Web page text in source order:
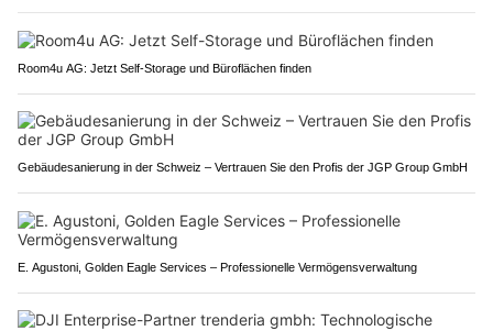
Room4u AG: Jetzt Self-Storage und Büroflächen finden
Gebäudesanierung in der Schweiz – Vertrauen Sie den Profis der JGP Group GmbH
E. Agustoni, Golden Eagle Services – Professionelle Vermögensverwaltung